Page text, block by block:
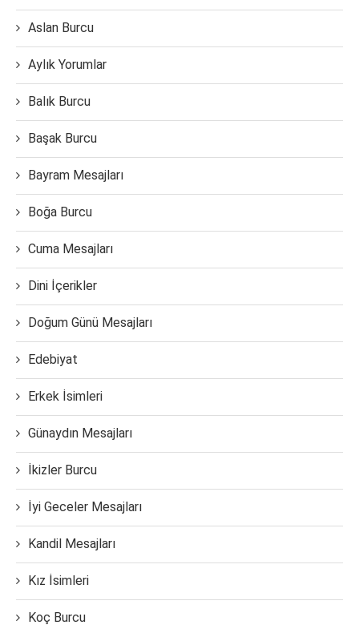
Aslan Burcu
Aylık Yorumlar
Balık Burcu
Başak Burcu
Bayram Mesajları
Boğa Burcu
Cuma Mesajları
Dini İçerikler
Doğum Günü Mesajları
Edebiyat
Erkek İsimleri
Günaydın Mesajları
İkizler Burcu
İyi Geceler Mesajları
Kandil Mesajları
Kız İsimleri
Koç Burcu